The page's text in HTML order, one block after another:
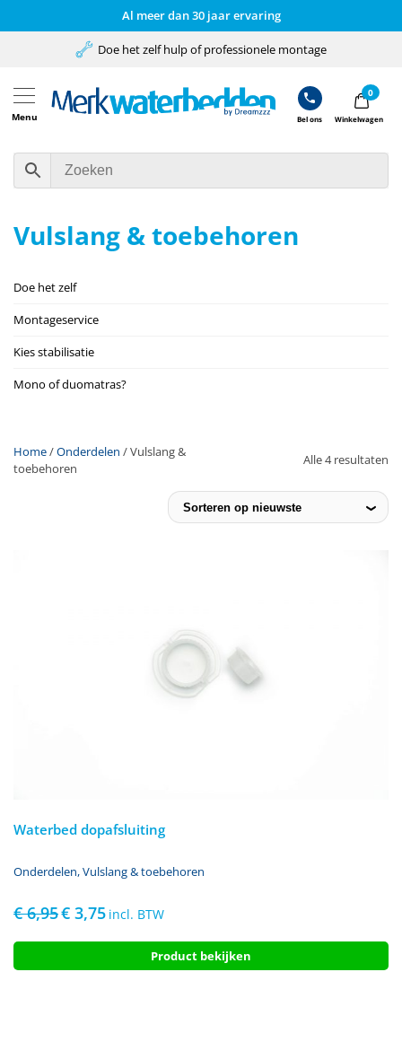
Al meer dan 30 jaar ervaring
Menu Bel ons
0
Winkelwagen
Doe het zelf hulp of professionele montage
Vulslang & toebehoren
Doe het zelf
Montageservice
Kies stabilisatie
Mono of duomatras?
Home/Onderdelen / Vulslang &
toebehoren
Alle 4 resultaten
Waterbed dopafsluiting
Onderdelen,Vulslang & toebehoren
€6,95Oorspronkelijke
was:
€ 3,75Huidige
is:
incl. BTW
Product bekijken